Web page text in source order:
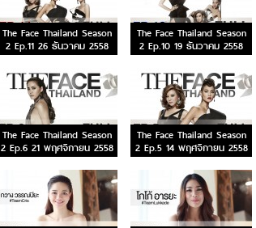
The Face Thailand Season
2 Ep.11 26 ธันวาคม 2558
The Face Thailand Season
2 Ep.10 19 ธันวาคม 2558
The Face Thailand Season
2 Ep.6 21 พฤศจิกายน 2558
The Face Thailand Season
2 Ep.5 14 พฤศจิกายน 2558